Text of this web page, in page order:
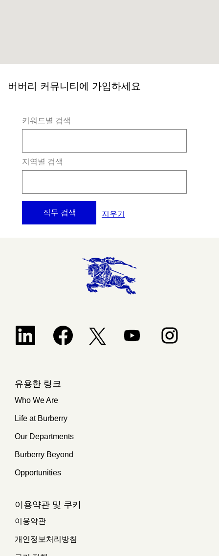
버버리 커뮤니티에 가입하세요
키워드별 검색
지역별 검색
지우기
새 탭에서 열립니다.새 탭에서 열립니다.
새 탭에서 열립니다.
새 탭에서 열립니다.새 탭에서 열립
유용한 링크
Who We Are
Life at Burberry
Our Departments
Burberry Beyond
Opportunities
이용약관 및 쿠키
이용약관
개인정보처리방침